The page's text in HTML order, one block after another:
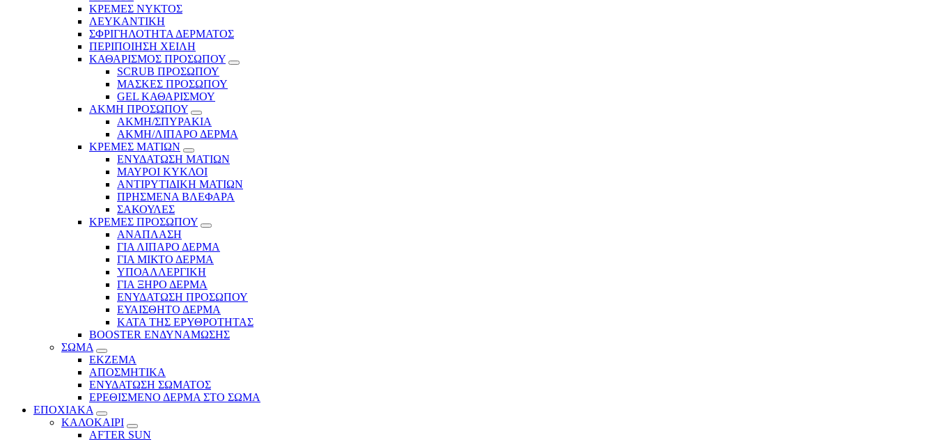
ΚΡΕΜΕΣ ΝΥΚΤΟΣ
ΛΕΥΚΑΝΤΙΚΗ
ΣΦΡΙΓΗΛΟΤΗΤΑ ΔΕΡΜΑΤΟΣ
ΠΕΡΙΠΟΙΗΣΗ ΧΕΙΛΗ
ΚΑΘΑΡΙΣΜΟΣ ΠΡΟΣΩΠΟΥ
SCRUB ΠΡΟΣΩΠΟΥ
ΜΑΣΚΕΣ ΠΡΟΣΩΠΟΥ
GEL ΚΑΘΑΡΙΣΜΟΥ
ΑΚΜΗ ΠΡΟΣΩΠΟΥ
ΑΚΜΗ/ΣΠΥΡΑΚΙΑ
ΑΚΜΗ/ΛΙΠΑΡΟ ΔΕΡΜΑ
ΚΡΕΜΕΣ ΜΑΤΙΩΝ
ΕΝΥΔΑΤΩΣΗ ΜΑΤΙΩΝ
ΜΑΥΡΟΙ ΚΥΚΛΟΙ
ΑΝΤΙΡΥΤΙΔΙΚΗ ΜΑΤΙΩΝ
ΠΡΗΣΜΕΝΑ ΒΛΕΦΑΡΑ
ΣΑΚΟΥΛΕΣ
ΚΡΕΜΕΣ ΠΡΟΣΩΠΟΥ
ΑΝΑΠΛΑΣΗ
ΓΙΑ ΛΙΠΑΡΟ ΔΕΡΜΑ
ΓΙΑ ΜΙΚΤΟ ΔΕΡΜΑ
ΥΠΟΑΛΛΕΡΓΙΚΗ
ΓΙΑ ΞΗΡΟ ΔΕΡΜΑ
ΕΝΥΔΑΤΩΣΗ ΠΡΟΣΩΠΟΥ
ΕΥΑΙΣΘΗΤΟ ΔΕΡΜΑ
ΚΑΤΑ ΤΗΣ ΕΡΥΘΡΟΤΗΤΑΣ
BOOSTER ΕΝΔΥΝΑΜΩΣΗΣ
ΣΩΜΑ
ΕΚΖΕΜΑ
ΑΠΟΣΜΗΤΙΚΑ
ΕΝΥΔΑΤΩΣΗ ΣΩΜΑΤΟΣ
ΕΡΕΘΙΣΜΕΝΟ ΔΕΡΜΑ ΣΤΟ ΣΩΜΑ
ΕΠΟΧΙΑΚΑ
ΚΑΛΟΚΑΙΡΙ
AFTER SUN